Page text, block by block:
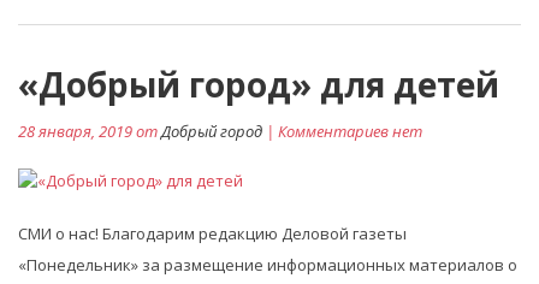
«Добрый город» для детей
28 января, 2019 отДобрый город | Комментариев нет
СМИ о нас! Благодарим редакцию Деловой газеты
«Понедельник» за размещение информационных материалов о